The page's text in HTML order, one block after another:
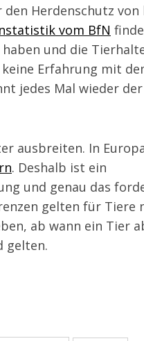
den Herdenschutz von
vom BfN
und die
Erfahrung mit
jedes Mal wieder
ausbreiten. In
. Deshalb ist ein
und genau das
gelten für Tiere
ab wann ein Tier
gelten.